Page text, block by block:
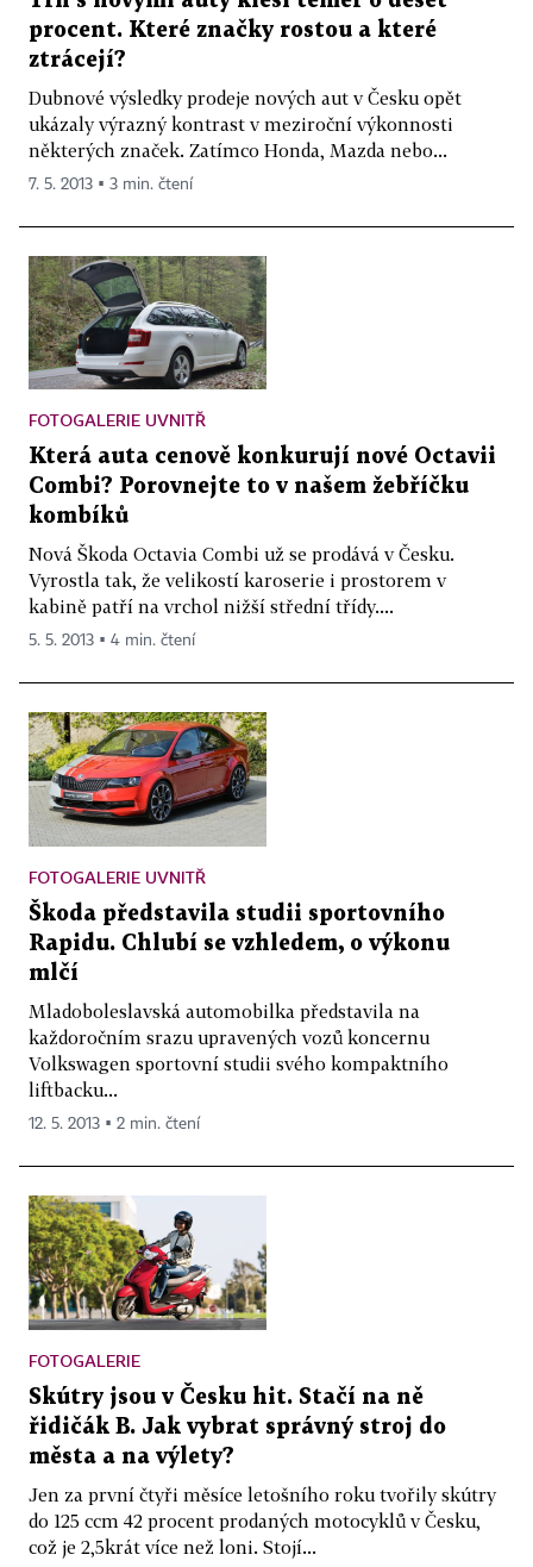
procent. Které značky rostou a které
ztrácejí?
Dubnové výsledky prodeje nových aut v Česku opět
ukázaly výrazný kontrast v meziroční výkonnosti
některých značek. Zatímco Honda, Mazda nebo...
7. 5. 2013 ▪ 3 min. čtení
FOTOGALERIE UVNITŘ
Která auta cenově konkurují nové Octavii
Combi? Porovnejte to v našem žebříčku
kombíků
Nová Škoda Octavia Combi už se prodává v Česku.
Vyrostla tak, že velikostí karoserie i prostorem v
kabině patří na vrchol nižší střední třídy....
5. 5. 2013 ▪ 4 min. čtení
FOTOGALERIE UVNITŘ
Škoda představila studii sportovního
Rapidu. Chlubí se vzhledem, o výkonu
mlčí
Mladoboleslavská automobilka představila na
každoročním srazu upravených vozů koncernu
Volkswagen sportovní studii svého kompaktního
liftbacku...
12. 5. 2013 ▪ 2 min. čtení
FOTOGALERIE
Skútry jsou v Česku hit. Stačí na ně
řidičák B. Jak vybrat správný stroj do
města a na výlety?
Jen za první čtyři měsíce letošního roku tvořily skútry
do 125 ccm 42 procent prodaných motocyklů v Česku,
což je 2,5krát více než loni. Stojí...